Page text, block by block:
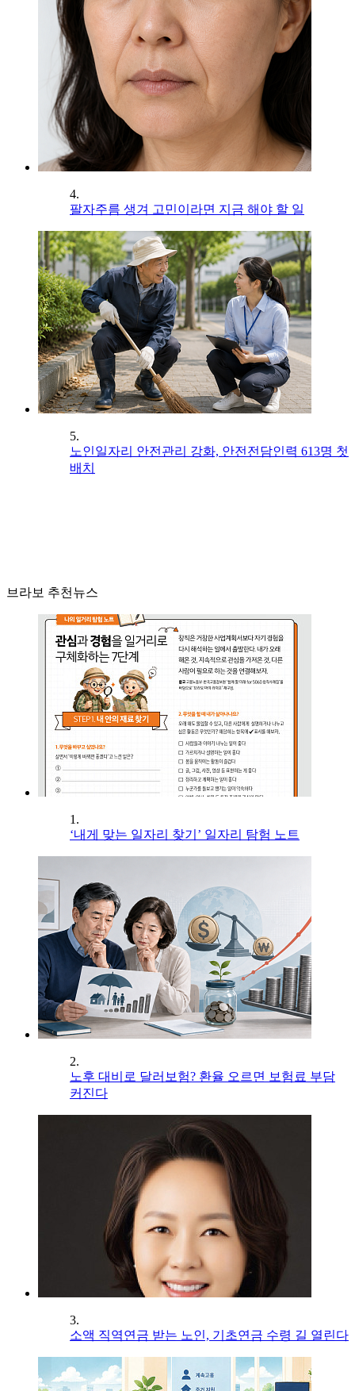
4.
팔자주름 생겨 고민이라면 지금 해야 할 일
5.
노인일자리 안전관리 강화, 안전전담인력 613명 첫
배치
브라보 추천뉴스
1.
‘내게 맞는 일자리 찾기’ 일자리 탐험 노트
2.
노후 대비로 달러보험? 환율 오르면 보험료 부담
커진다
3.
소액 직역연금 받는 노인, 기초연금 수령 길 열린다